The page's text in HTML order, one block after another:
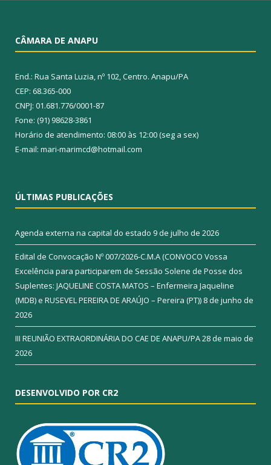
CÂMARA DE ANAPU
End.: Rua Santa Luzia, nº 102, Centro. Anapu/PA
CEP: 68.365-000
CNPJ: 01.681.776/0001-87
Fone: (91) 98628-3861
Horário de atendimento: 08:00 às 12:00 (seg a sex)
E-mail: mari-marimcd@hotmail.com
ÚLTIMAS PUBLICAÇÕES
Agenda externa na capital do estado 9 de julho de 2026
Edital de Convocação Nº 007/2026-C.M.A (CONVOCO Vossa
Excelência para participarem de Sessão Solene de Posse dos
Suplentes: JAQUELINE COSTA MATOS – Enfermeira Jaqueline
(MDB) e RUSEVEL PEREIRA DE ARAÚJO – Pereira (PT)) 8 de junho de
2026
III REUNIÃO EXTRAORDINÁRIA DO CAE DE ANAPU/PA28 de maio de
2026
DESENVOLVIDO POR CR2